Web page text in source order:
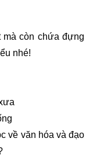
mà còn chứa đựng
nhé!
về văn hóa và đạo